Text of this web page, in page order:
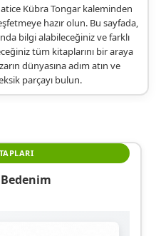
Kübra Tongar kaleminden
hazır olun. Bu sayfada,
bilgi alabileceğiniz ve farklı
tüm kitaplarını bir araya
dünyasına adım atın ve
parçayı bulun.